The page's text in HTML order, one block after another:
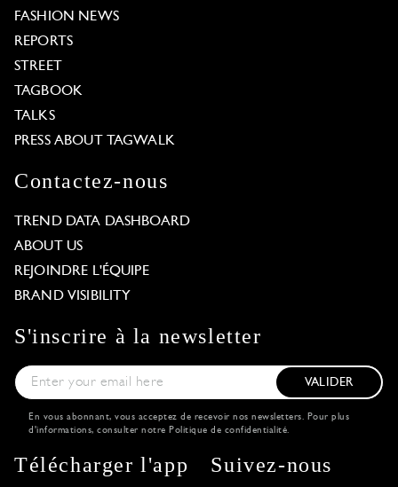
FASHION NEWS
REPORTS
STREET
TAGBOOK
TALKS
PRESS ABOUT TAGWALK
Contactez-nous
TREND DATA DASHBOARD
ABOUT US
REJOINDRE L'ÉQUIPE
BRAND VISIBILITY
S'inscrire à la newsletter
VALIDER
En vous abonnant, vous acceptez de recevoir nos newsletters. Pour plus
d'informations, consulter notre Politique de confidentialité.
Télécharger l'app Suivez-nous